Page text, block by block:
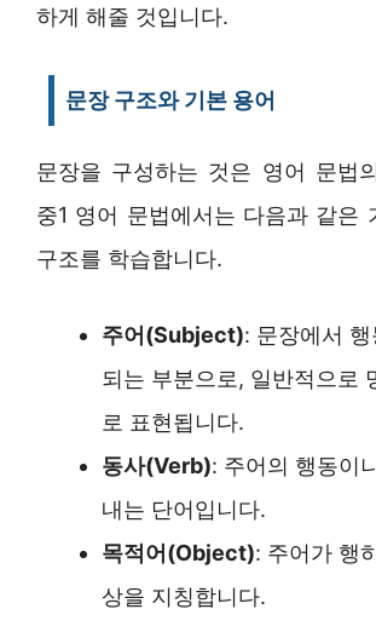
하게 해줄 것입니다.
문장 구조와 기본 용어
문장을 구성하는 것은 영어 문법
중1 영어 문법에서는 다음과 같은
구조를 학습합니다.
주어(Subject): 문장에서
되는 부분으로, 일반적으로
로 표현됩니다.
동사(Verb): 주어의 행동이
내는 단어입니다.
목적어(Object): 주어가 행
상을 지칭합니다.